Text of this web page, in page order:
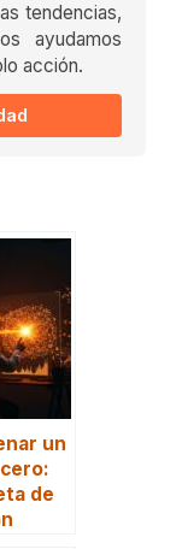
tendencias,
ayudamos
acción.
un
de